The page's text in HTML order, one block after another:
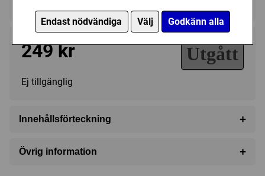
Endast nödvändiga Välj Godkänn alla
249 kr Utgått
Ej tillgänglig
Innehållsförteckning +
•1 rules booklet
Övrig information +